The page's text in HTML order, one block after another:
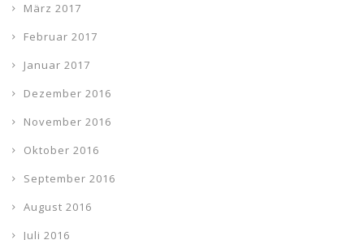
März 2017
Februar 2017
Januar 2017
Dezember 2016
November 2016
Oktober 2016
September 2016
August 2016
Juli 2016